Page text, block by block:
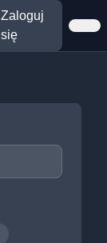
Zaloguj
się